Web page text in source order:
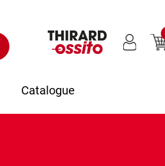
Catalogue